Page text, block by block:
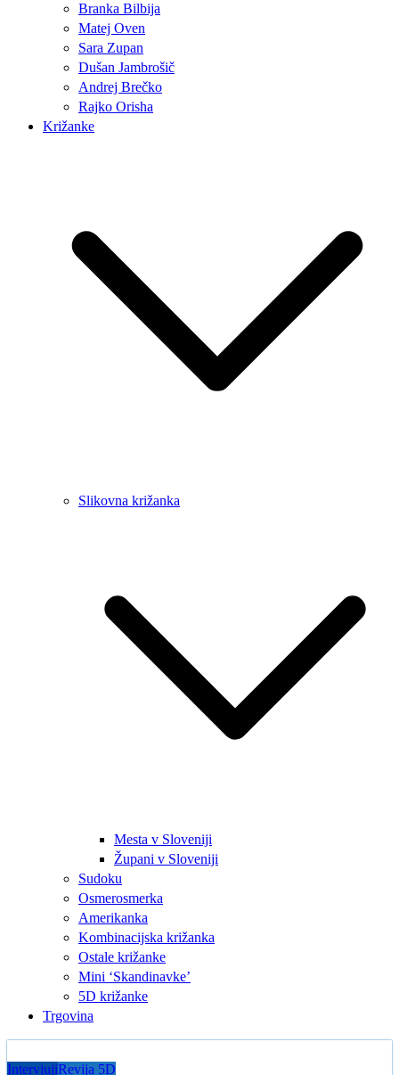
Branka Bilbija
Matej Oven
Sara Zupan
Dušan Jambrošič
Andrej Brečko
Rajko Orisha
Križanke
Slikovna križanka
Mesta v Sloveniji
Župani v Sloveniji
Sudoku
Osmerosmerka
Amerikanka
Kombinacijska križanka
Ostale križanke
Mini ‘Skandinavke’
5D križanke
Trgovina
IntervjujiRevija 5D